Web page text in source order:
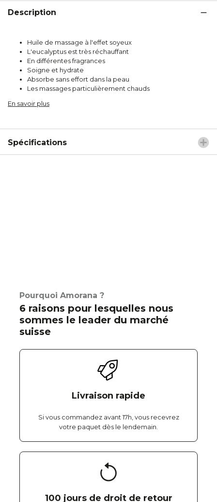
Description
Huile de massage à l'effet soyeux
L'eucalyptus est très réchauffant
En différentes fragrances
Soigne et hydrate
Absorbe sans effort dans la peau
Les massages particulièrement chauds
En savoir plus
Spécifications
Pourquoi Amorana ?
6 raisons pour lesquelles nous
sommes le leader du marché
suisse
Livraison rapide
Si vous commandez avant 17h, vous recevrez
votre paquet dès le lendemain.
100 jours de droit de retour